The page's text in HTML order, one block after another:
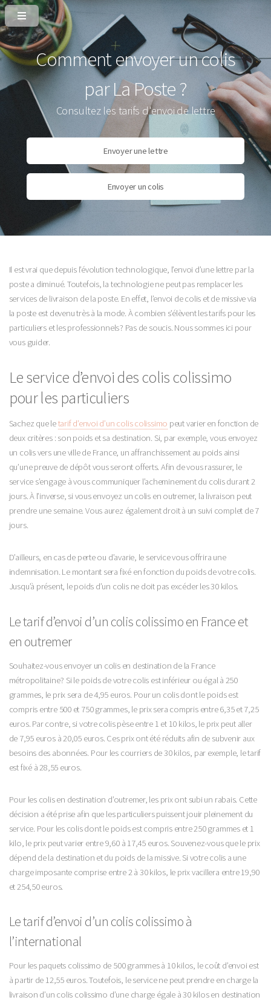
Comment envoyer un colis
par La Poste ?
Consultez les tarifs d'envoi de lettre
Envoyer une lettre
Envoyer un colis
Il est vrai que depuis l’évolution technologique, l’envoi d’une lettre par la
poste a diminué. Toutefois, la technologie ne peut pas remplacer les
services de livraison de la poste. En effet, l’envoi de colis et de missive via
la poste est devenu très à la mode. À combien s’élèvent les tarifs pour les
particuliers et les professionnels ? Pas de soucis. Nous sommes ici pour
vous guider.
Le service d’envoi des colis colissimo
pour les particuliers
Sachez que letarif d’envoi d’un colis colissimo peut varier en fonction de
deux critères : son poids et sa destination. Si, par exemple, vous envoyez
un colis vers une ville de France, un affranchissement au poids ainsi
qu’une preuve de dépôt vous seront offerts. Afin de vous rassurer, le
service s’engage à vous communiquer l’acheminement du colis durant 2
jours. À l’inverse, si vous envoyez un colis en outremer, la livraison peut
prendre une semaine. Vous aurez également droit à un suivi complet de 7
jours.
D’ailleurs, en cas de perte ou d’avarie, le service vous offrira une
indemnisation. Le montant sera fixé en fonction du poids de votre colis.
Jusqu’à présent, le poids d’un colis ne doit pas excéder les 30 kilos.
Le tarif d’envoi d’un colis colissimo en France et
en outremer
Souhaitez-vous envoyer un colis en destination de la France
métropolitaine ? Si le poids de votre colis est inférieur ou égal à 250
grammes, le prix sera de 4,95 euros. Pour un colis dont le poids est
compris entre 500 et 750 grammes, le prix sera compris entre 6,35 et 7,25
euros. Par contre, si votre colis pèse entre 1 et 10 kilos, le prix peut aller
de 7,95 euros à 20,05 euros. Ces prix ont été réduits afin de subvenir aux
besoins des abonnées. Pour les courriers de 30 kilos, par exemple, le tarif
est fixé à 28,55 euros.
Pour les colis en destination d’outremer, les prix ont subi un rabais. Cette
décision a été prise afin que les particuliers puissent jouir pleinement du
service. Pour les colis dont le poids est compris entre 250 grammes et 1
kilo, le prix peut varier entre 9,60 à 17,45 euros. Souvenez-vous que le prix
dépend de la destination et du poids de la missive. Si votre colis a une
charge imposante comprise entre 2 à 30 kilos, le prix vacillera entre 19,90
et 254,50 euros.
Le tarif d’envoi d’un colis colissimo à
l’international
Pour les paquets colissimo de 500 grammes à 10 kilos, le coût d’envoi est
à partir de 12,55 euros. Toutefois, le service ne peut prendre en charge la
livraison d’un colis colissimo d’une charge égale à 30 kilos en destination